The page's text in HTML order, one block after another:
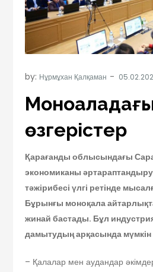
by: Нұрмұхан Қалқаман
өзгерістер
Қарағанды облысындағы
экономиканы
тәжірибесі үлгі ретінде
Бұрынғы моноқала
жинай бастады. Бұл
дамытудың арқасында
– Қалалар мен аудандар